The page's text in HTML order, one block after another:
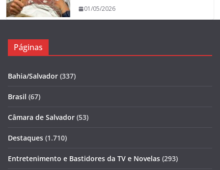
01/05/2026
Páginas
Bahia/Salvador (337)
Brasil (67)
Câmara de Salvador (53)
Destaques (1.710)
Entretenimento e Bastidores da TV e Novelas (293)